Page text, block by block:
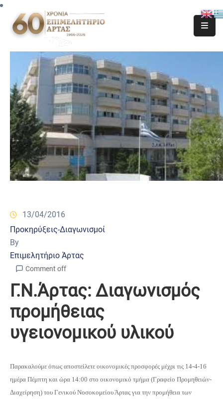
13/04/2016
Προκηρύξεις-Διαγωνισμοί
By
Επιμελητήριο Άρτας
Comment off
Γ.Ν.Άρτας: Διαγωνισμός
προμήθειας
υγειονομικού υλικού
Παρακαλούμε όπως αποστείλετε οικονομικές προσφορές μέχρι τις 14-4-16
ημέρα Πέμπτη και ώρα 14:00 στο οικονομικό τμήμα (Γραφείο Προμηθειών-
Διαχείρηση) του Γενικού Νοσοκομείου Άρτας για την προμήθεια των